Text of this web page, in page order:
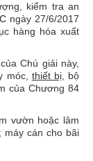
kiểm tra an
ngày 27/6/2017
hàng hóa xuất
Chú giải này,
móc, thiết bị, bộ
của Chương 84
vườn hoặc lâm
máy cán cho bãi